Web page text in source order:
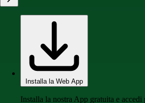
Installa la Web App
Installa la nostra App gratuita e